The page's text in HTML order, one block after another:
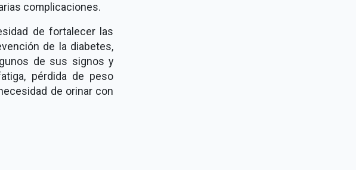
complicaciones.
de fortalecer las
de la diabetes,
de sus signos y
pérdida de peso
de orinar con